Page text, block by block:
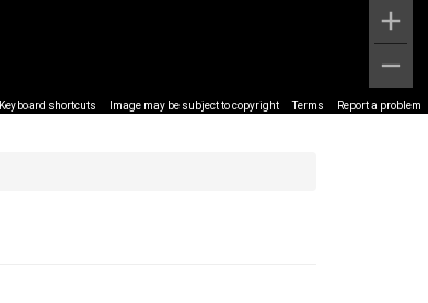
Keyboard shortcuts Image may be subject to copyright Terms Report a problem